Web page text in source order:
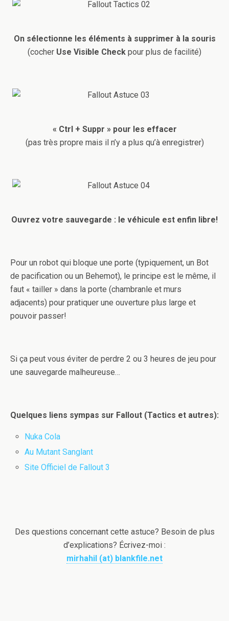
On sélectionne les éléments à supprimer à la souris
(cocher Use Visible Check pour plus de facilité)
« Ctrl + Suppr » pour les effacer
(pas très propre mais il n’y a plus qu’à enregistrer)
Ouvrez votre sauvegarde : le véhicule est enfin libre!
Pour un robot qui bloque une porte (typiquement, un Bot
de pacification ou un Behemot), le principe est le même, il
faut « tailler » dans la porte (chambranle et murs
adjacents) pour pratiquer une ouverture plus large et
pouvoir passer!
Si ça peut vous éviter de perdre 2 ou 3 heures de jeu pour
une sauvegarde malheureuse…
Quelques liens sympas sur Fallout (Tactics et autres):
Nuka Cola
Au Mutant Sanglant
Site Officiel de Fallout 3
Des questions concernant cette astuce? Besoin de plus
d’explications? Écrivez-moi :
mirhahil (at) blankfile.net